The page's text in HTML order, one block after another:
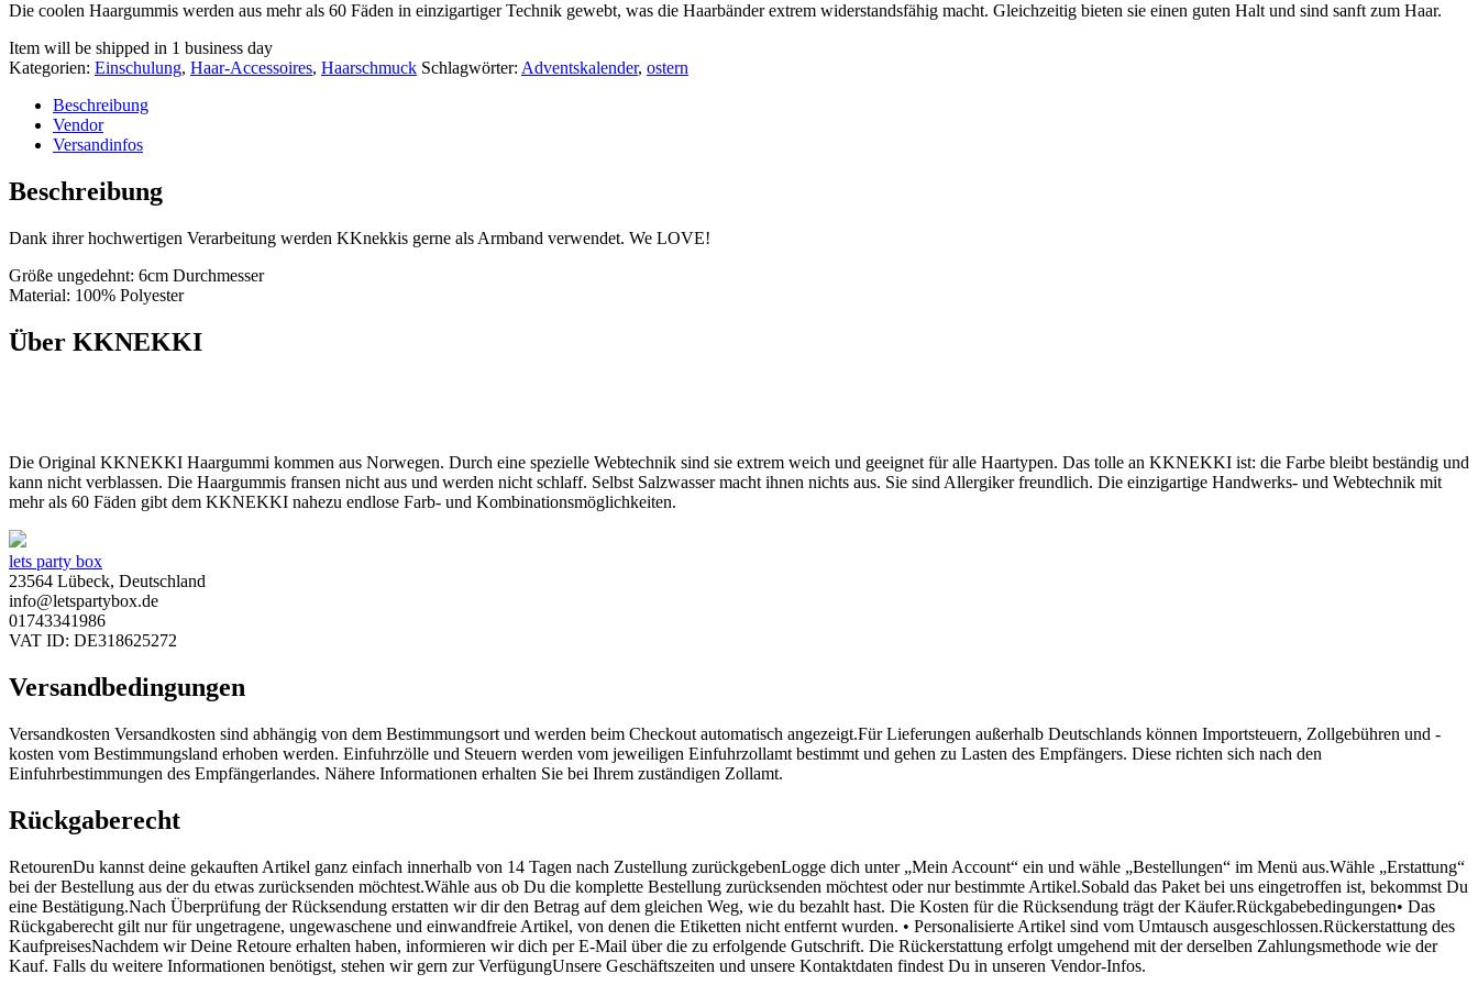
Die coolen Haargummis werden aus mehr als 60 Fäden in einzigartiger Technik gewebt, was die Haarbänder extrem widerstandsfähig macht. Gleichzeitig bieten sie einen guten Halt und sind sanft zum Haar.
Item will be shipped in 1 business day
Kategorien: Einschulung, Haar-Accessoires, Haarschmuck Schlagwörter: Adventskalender, ostern
Beschreibung
Vendor
Versandinfos
Beschreibung
Dank ihrer hochwertigen Verarbeitung werden KKnekkis gerne als Armband verwendet. We LOVE!
Größe ungedehnt: 6cm Durchmesser
Material: 100% Polyester
Über KKNEKKI
Die Original KKNEKKI Haargummi kommen aus Norwegen. Durch eine spezielle Webtechnik sind sie extrem weich und geeignet für alle Haartypen. Das tolle an KKNEKKI ist: die Farbe bleibt beständig und
kann nicht verblassen. Die Haargummis fransen nicht aus und werden nicht schlaff. Selbst Salzwasser macht ihnen nichts aus. Sie sind Allergiker freundlich. Die einzigartige Handwerks- und Webtechnik mit
mehr als 60 Fäden gibt dem KKNEKKI nahezu endlose Farb- und Kombinationsmöglichkeiten.
lets party box
23564 Lübeck, Deutschland
info@letspartybox.de
01743341986
VAT ID: DE318625272
Versandbedingungen
Versandkosten Versandkosten sind abhängig von dem Bestimmungsort und werden beim Checkout automatisch angezeigt.Für Lieferungen außerhalb Deutschlands können Importsteuern, Zollgebühren und -
kosten vom Bestimmungsland erhoben werden. Einfuhrzölle und Steuern werden vom jeweiligen Einfuhrzollamt bestimmt und gehen zu Lasten des Empfängers. Diese richten sich nach den
Einfuhrbestimmungen des Empfängerlandes. Nähere Informationen erhalten Sie bei Ihrem zuständigen Zollamt.
Rückgaberecht
RetourenDu kannst deine gekauften Artikel ganz einfach innerhalb von 14 Tagen nach Zustellung zurückgebenLogge dich unter „Mein Account“ ein und wähle „Bestellungen“ im Menü aus.Wähle „Erstattung“
bei der Bestellung aus der du etwas zurücksenden möchtest.Wähle aus ob Du die komplette Bestellung zurücksenden möchtest oder nur bestimmte Artikel.Sobald das Paket bei uns eingetroffen ist, bekommst Du
eine Bestätigung.Nach Überprüfung der Rücksendung erstatten wir dir den Betrag auf dem gleichen Weg, wie du bezahlt hast. Die Kosten für die Rücksendung trägt der Käufer.Rückgabebedingungen• Das
Rückgaberecht gilt nur für ungetragene, ungewaschene und einwandfreie Artikel, von denen die Etiketten nicht entfernt wurden. • Personalisierte Artikel sind vom Umtausch ausgeschlossen.Rückerstattung des
KaufpreisesNachdem wir Deine Retoure erhalten haben, informieren wir dich per E-Mail über die zu erfolgende Gutschrift. Die Rückerstattung erfolgt umgehend mit der derselben Zahlungsmethode wie der
Kauf. Falls du weitere Informationen benötigst, stehen wir gern zur VerfügungUnsere Geschäftszeiten und unsere Kontaktdaten findest Du in unseren Vendor-Infos.